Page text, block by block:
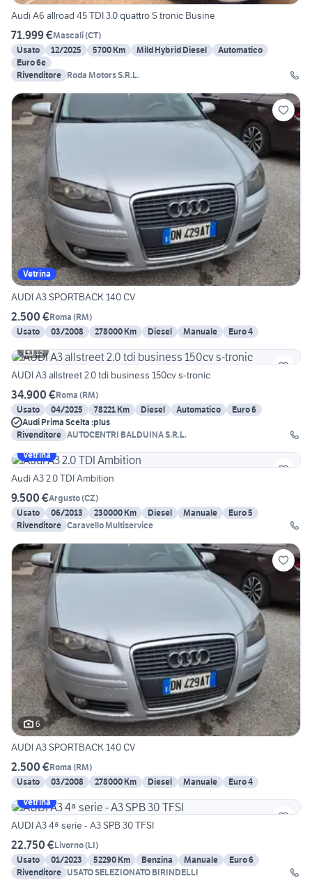
Audi A6 allroad 45 TDI 3.0 quattro S tronic Busine
71.999 €Mascali(CT)
Usato
12/2025 5700 Km Mild Hybrid Diesel
Automatico
Euro 6e
Rivenditore Roda Motors S.R.L.
Vetrina
AUDI A3 SPORTBACK 140 CV
2.500 €Roma (RM)
Usato
03/2008 278000 Km Diesel Manuale
Euro 4
13
AUDI A3 allstreet 2.0 tdi business 150cv s-tronic
34.900 €Roma (RM)
Usato
04/2025 78221 Km Diesel Automatico
Euro 6
Audi Prima Scelta :plus
Rivenditore AUTOCENTRI BALDUINA S.R.L.
Vetrina
Audi A3 2.0 TDI Ambition
9.500 €Argusto(CZ)
Usato
06/2013 230000 Km Diesel Manuale
Euro 5
Rivenditore Caravello Multiservice
6
AUDI A3 SPORTBACK 140 CV
2.500 €Roma (RM)
Usato
03/2008 278000 Km Diesel Manuale
Euro 4
Vetrina
AUDI A3 4ª serie - A3 SPB 30 TFSI
22.750 €Livorno(LI)
Usato
01/2023 52290 Km Benzina Manuale
Euro 6
Rivenditore USATO SELEZIONATO BIRINDELLI